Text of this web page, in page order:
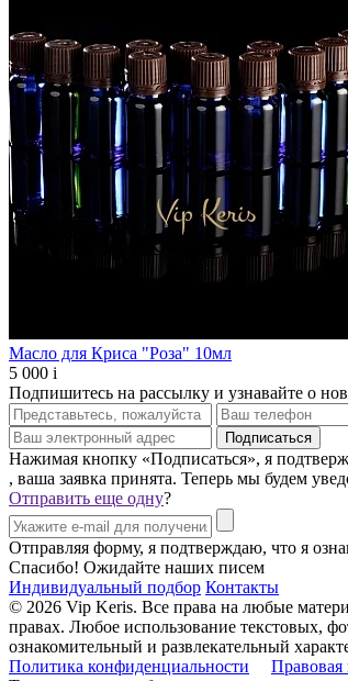
Масло для Криса "Роза" 10мл
5 000 i
Подпишитесь на рассылку и узнавайте о
Нажимая кнопку «Подписаться», я
, ваша заявка принята. Теперь мы будем
Отправить еще одну?
Отправляя форму, я подтверждаю, что я
Спасибо! Ожидайте наших писем
Индивидуальный подбор Контакты
© 2026 Vip Keris. Все права на любые
правах. Любое использование текстовых,
ознакомительный и развлекательный
Политика конфиденциальности
Правовая